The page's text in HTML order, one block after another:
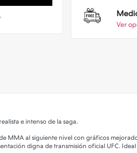
Ver
e intenso de la saga.
de MMA al siguiente nivel con gráficos
digna de transmisión oficial UFC.